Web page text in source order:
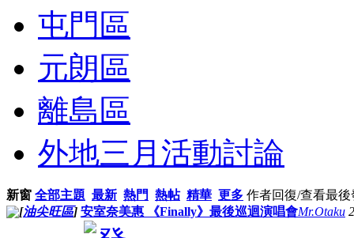
屯門區
元朗區
離島區
外地三月活動討論
新窗 全部主題 最新 熱門 熱帖 精華 更多 作者回復/查看最後
[油尖旺區] 安室奈美惠 《Finally》最後巡迴演唱會Mr.Otaku